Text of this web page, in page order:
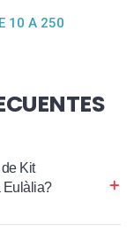
10 A 250
Kit
Eulàlia?